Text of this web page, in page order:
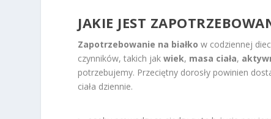
JAKIE JEST
Zapotrzebowanie na białko w codziennej
czynników, takich jakwiek, masa ciała,
potrzebujemy. Przeciętny dorosły powinien
ciała dziennie.